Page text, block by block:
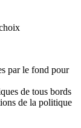
par le fond pour
de tous bords
de la politique